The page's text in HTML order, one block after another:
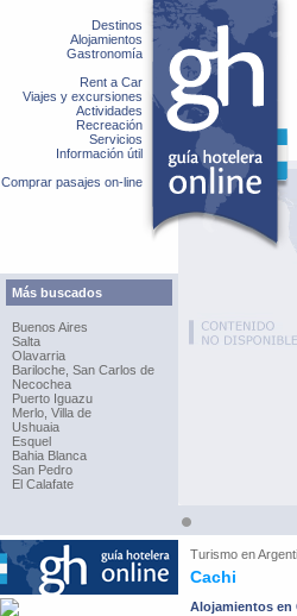
Destinos
Alojamientos
Gastronomía
Rent a Car
Viajes y excursiones
Actividades
Recreación
Servicios
Información útil
Comprar pasajes on-line
Más buscados
Buenos Aires
Salta
Olavarria
Bariloche, San Carlos de
Necochea
Puerto Iguazu
Merlo, Villa de
Ushuaia
Esquel
Bahia Blanca
San Pedro
El Calafate
Turismo en
Cachi
Alojamientos en